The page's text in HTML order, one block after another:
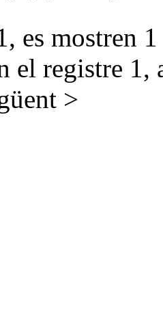
es mostren
el registre 1,
>